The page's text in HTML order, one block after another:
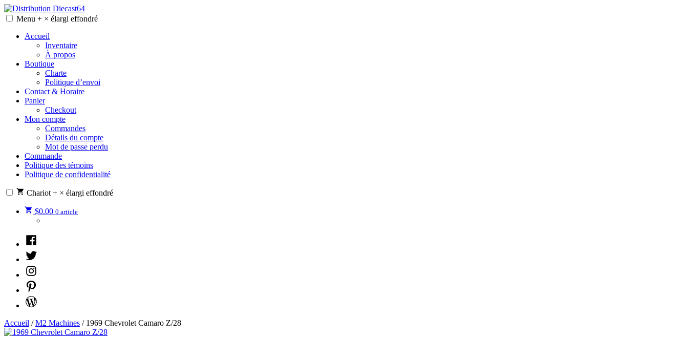
Skip
to
Distribution Diecast64
Une passion, un mode de vie.
Menu + × élargi effondré
Accueil
Inventaire
À propos
Boutique
Charte
Politique d’envoi
Contact & Horaire
Panier
Checkout
Mon compte
Commandes
Détails du compte
Mot de passe perdu
Commande
Politique des témoins
Politique de confidentialité
Chariot + × élargi effondré
$0.00 0 article
Facebook
Twitter
Instagram
Pinterest
WordPress
Accueil /M2 Machines / 1969 Chevrolet Camaro Z/28